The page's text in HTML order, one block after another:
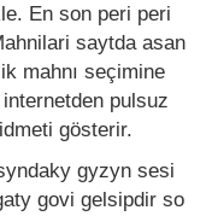
En son peri peri
saytda asan
mahnı seçimine
pulsuz
gösterir.
gyzyn sesi
govi gelsipdir so